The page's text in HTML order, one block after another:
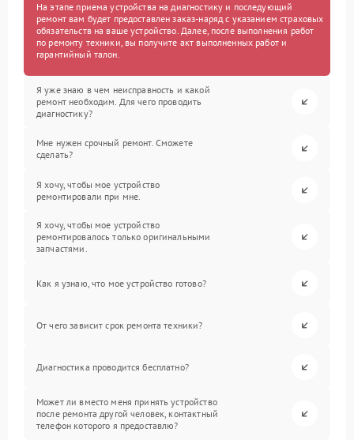
На этапе приема устройства на диагностику и последующий
ремонт вам будет предоставлен заказ-наряд с указанием страховых
обязательств на ваше устройство. Далее, после выполнения работ
по ремонту техники, вы получите акт выполненных работ и
гарантийный талон.
Я уже знаю в чем неисправность и какой
ремонт необходим. Для чего проводить
диагностику?
Мне нужен срочный ремонт. Сможете
сделать?
Я хочу, чтобы мое устройство
ремонтировали при мне.
Я хочу, чтобы мое устройство
ремонтировалось только оригинальными
запчастями.
Как я узнаю, что мое устройство готово?
От чего зависит срок ремонта техники?
Диагностика проводится бесплатно?
Может ли вместо меня принять устройство
после ремонта другой человек, контактный
телефон которого я предоставлю?